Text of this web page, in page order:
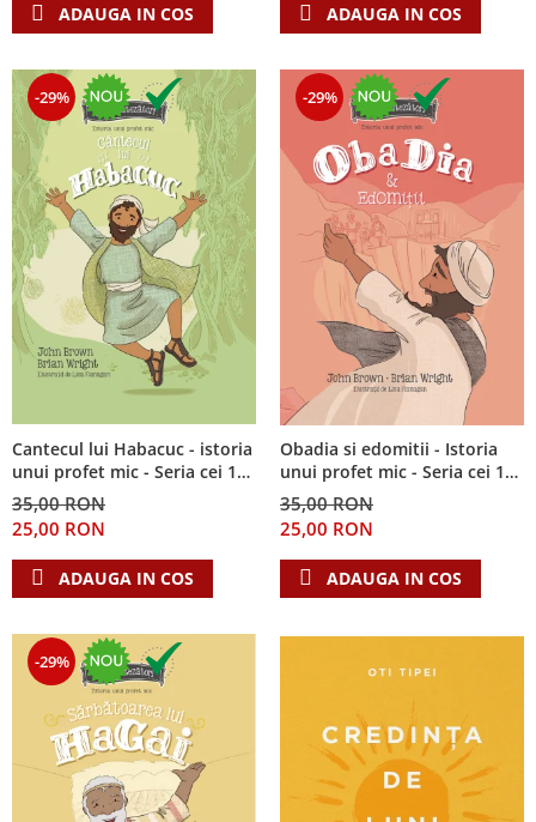
ADAUGA IN COS ADAUGA IN COS
-29%
Cantecul lui Habacuc - istoria
unui profet mic - Seria cei 12
cutezatori
35,00 RON
25,00 RON
ADAUGA IN COS
-29%
Obadia si edomitii - Istoria
unui profet mic - Seria cei 12
cutezatori
35,00 RON
25,00 RON
ADAUGA IN COS
-29%